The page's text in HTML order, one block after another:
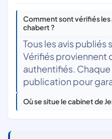
Comment sont vérifiés les
chabert ?
Tous les avis publiés
Vérifiés proviennent
authentifiés.
publication pour
Où se situe le cabinet de